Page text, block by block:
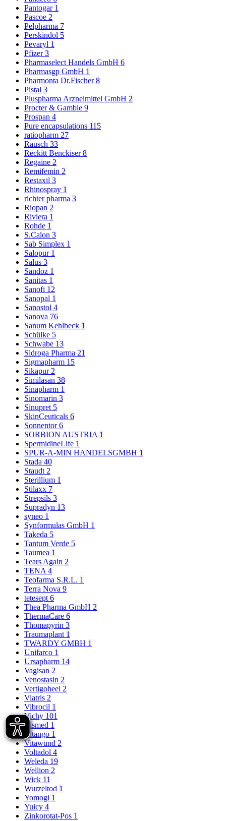
Pantogar 1
Pascoe 2
Pelpharma 7
Perskindol 5
Pevaryl 1
Pfizer3
Pharmaselect Handels GmbH 6
Pharmasgp GmbH 1
Pharmonta Dr.Fischer8
Pistal 3
Pluspharma Arzneimittel GmbH 2
Procter & Gamble 9
Prospan 4
Pure encapsulations 115
ratiopharm 27
Rausch 33
Reckitt Benckiser8
Regaine 2
Remifemin 2
Restaxil 3
Rhinospray 1
richter pharma 3
Riopan 2
Riviera 1
Rohde 1
S.Calon 3
Sab Simplex 1
Salopur 1
Salus 3
Sandoz 1
Sanitas 1
Sanofi 12
Sanopal 1
Sanostol 4
Sanova 76
Sanum Kehlbeck 1
Schülke 5
Schwabe 13
Sidroga Pharma 21
Sigmapharm 15
Sikapur2
Similasan 38
Sinapharm 1
Sinomarin 3
Sinupret 5
SkinCeuticals 6
Sonnentor6
SORBION AUSTRIA 1
SpermidineLife 1
SPUR-A-MIN HANDELSGMBH 1
Stada 40
Staudt2
Sterillium 1
Stilaxx 7
Strepsils 3
Supradyn 13
syneo 1
Synformulas GmbH 1
Takeda 5
Tantum Verde 5
Taumea 1
Tears Again 2
TENA4
Teofarma S.R.L. 1
Terra Nova 9
tetesept6
Thea Pharma GmbH 2
ThermaCare 6
Thomapyrin 3
Traumaplant 1
TWARDY GMBH 1
Unifarco 1
Ursapharm 14
Vagisan 2
Venostasin 2
Vertigoheel 2
Viatris 2
Vibrocil 1
Vichy 101
Vismed 1
Vitango 1
Vitawund 2
Voltadol 4
Weleda 19
Wellion 2
Wick 11
Wurzeltod 1
Yomogi 1
Yuicy 4
Zinkorotat-Pos 1